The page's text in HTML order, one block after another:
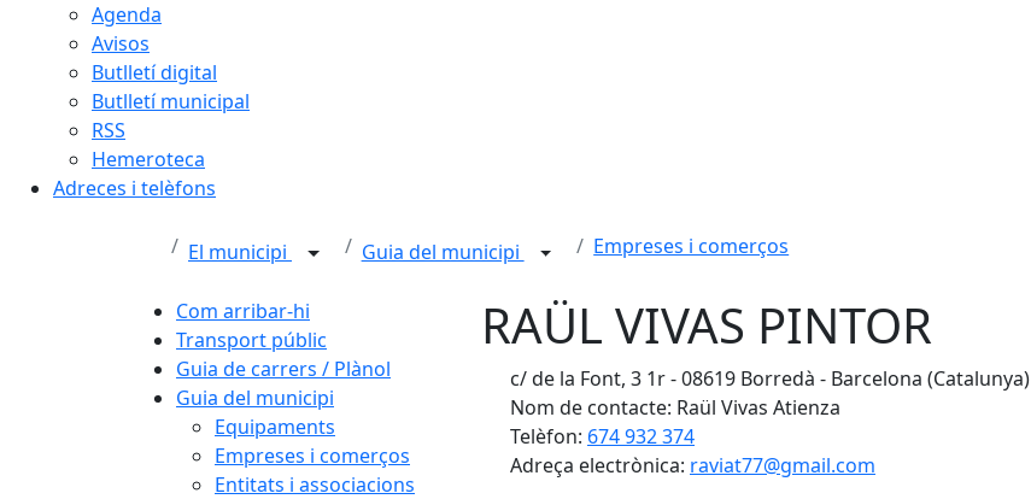
Agenda
Avisos
Butlletí digital
Butlletí municipal
RSS
Hemeroteca
Adreces i telèfons
El municipi Guia del municipi Empreses i comerços
Com arribar-hi
Transport públic
Guia de carrers / Plànol
Guia del municipi
Equipaments
Empreses i comerços
Entitats i associacions
RAÜL VIVAS PINTOR
c/ de la Font, 3 1r - 08619 Borredà - Barcelona (Catalunya)
Nom de contacte: Raül Vivas Atienza
Telèfon: 674 932 374
Adreça electrònica: raviat77@gmail.com